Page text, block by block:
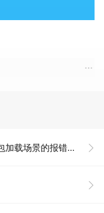
场景的报错问题？